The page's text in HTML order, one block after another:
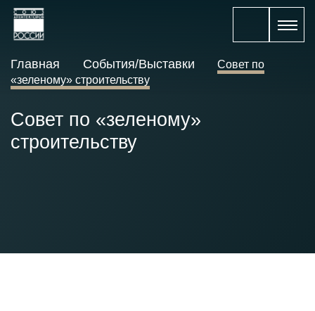
Главная События/Выставки
Совет по
«зеленому» строительству
Совет по «зеленому»
строительству